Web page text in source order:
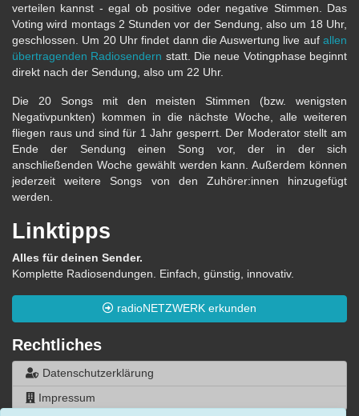
verteilen kannst - egal ob positive oder negative Stimmen. Das
Voting wird montags 2 Stunden vor der Sendung, also um 18 Uhr,
geschlossen. Um 20 Uhr findet dann die Auswertung live auf allen
übertragenden Radiosendern statt. Die neue Votingphase beginnt
direkt nach der Sendung, also um 22 Uhr.
Die 20 Songs mit den meisten Stimmen (bzw. wenigsten
Negativpunkten) kommen in die nächste Woche, alle weiteren
fliegen raus und sind für 1 Jahr gesperrt. Der Moderator stellt am
Ende der Sendung einen Song vor, der in der sich
anschließenden Woche gewählt werden kann. Außerdem können
jederzeit weitere Songs von den Zuhörer:innen hinzugefügt
werden.
Linktipps
Alles für deinen Sender.
Komplette Radiosendungen. Einfach, günstig, innovativ.
radioNETZWERK erkunden
Rechtliches
Datenschutzerklärung
Impressum